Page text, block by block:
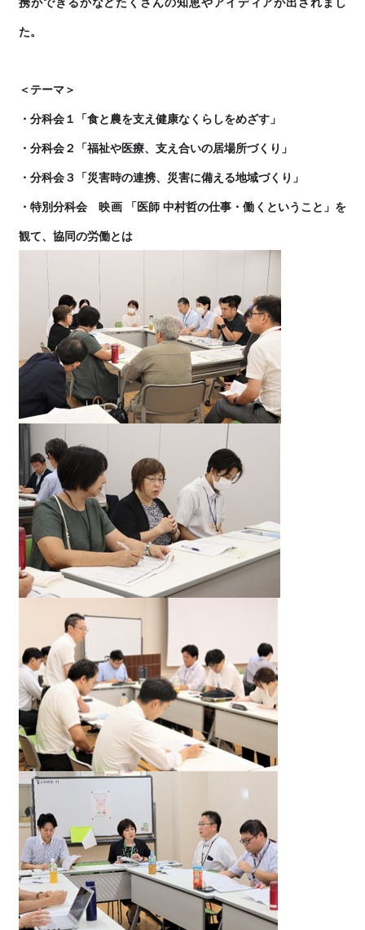
携ができるかなどたくさんの知恵やアイディアが出されまし
た。
＜テーマ＞
・分科会１「食と農を支え健康なくらしをめざす」
・分科会２「福祉や医療、支え合いの居場所づくり」
・分科会３「災害時の連携、災害に備える地域づくり」
・特別分科会 映画 「医師 中村哲の仕事・働くということ」を
観て、協同の労働とは